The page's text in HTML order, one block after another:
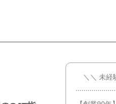
＼＼ 未経